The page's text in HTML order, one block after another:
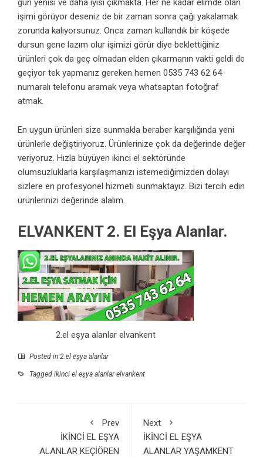
gün yenisi ve daha iyisi çıkmakta. Her ne kadar elimde olan
işimi görüyor deseniz de bir zaman sonra çağı yakalamak
zorunda kalıyorsunuz. Onca zaman kullandık bir köşede
dursun gene lazım olur işimizi görür diye beklettiğiniz
ürünleri çok da geç olmadan elden çıkarmanın vakti geldi de
geçiyor tek yapmanız gereken hemen 0535 743 62 64
numaralı telefonu aramak veya whatsaptan fotoğraf
atmak.
En uygun ürünleri size sunmakla beraber karşılığında yeni
ürünlerle değiştiriyoruz. Ürünlerinize çok da değerinde değer
veriyoruz. Hızla büyüyen ikinci el sektöründe
olumsuzluklarla karşılaşmanızı istemediğimizden dolayı
sizlere en profesyonel hizmeti sunmaktayız. Bizi tercih edin
ürünlerinizi değerinde alalım.
ELVANKENT 2. El Eşya Alanlar.
2.el eşya alanlar elvankent
Posted in 2.el eşya alanlar
Tagged ikinci el eşya alanlar elvankent
Prev
İKİNCİ EL EŞYA
ALANLAR KEÇİÖREN
Next
İKİNCİ EL EŞYA
ALANLAR YAŞAMKENT